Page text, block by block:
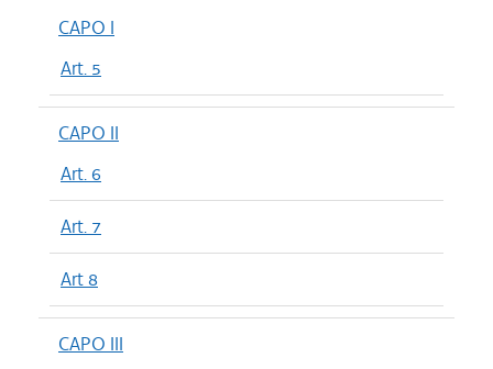
CAPO I
Art. 5
CAPO II
Art. 6
Art. 7
Art 8
CAPO III